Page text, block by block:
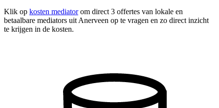
Klik op kosten mediatorom direct 3 offertes van lokale en
betaalbare mediators uit Anerveen op te vragen en zo direct inzicht
te krijgen in de kosten.